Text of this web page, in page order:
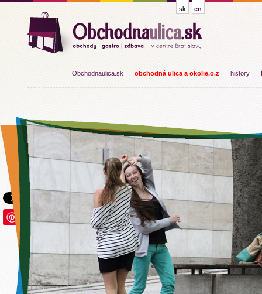
Save
sk en
Obchodnaulica.sk obchodná ulica a okolie,o.z history